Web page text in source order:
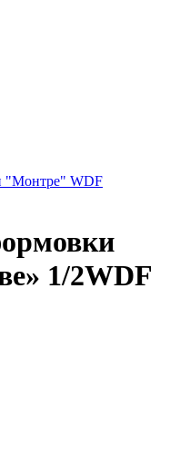
"Монтре" WDF
1/2WDF